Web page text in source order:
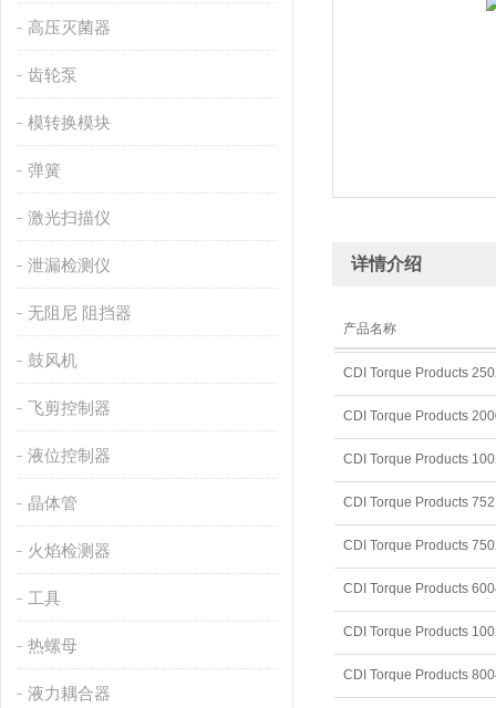
高压灭菌器
齿轮泵
模转换模块
弹簧
激光扫描仪
泄漏检测仪
无阻尼 阻挡器
鼓风机
飞剪控制器
液位控制器
晶体管
火焰检测器
工具
热螺母
液力耦合器
详情介绍
产品名称
CDI Torque Products
CDI Torque Products
CDI Torque Products
CDI Torque Products
CDI Torque Products
CDI Torque Products
CDI Torque Products
CDI Torque Products